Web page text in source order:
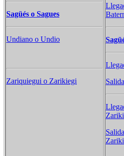
Sagüés o Sagues
Undiano o Undio
Zariquiegui o Zarikiegi